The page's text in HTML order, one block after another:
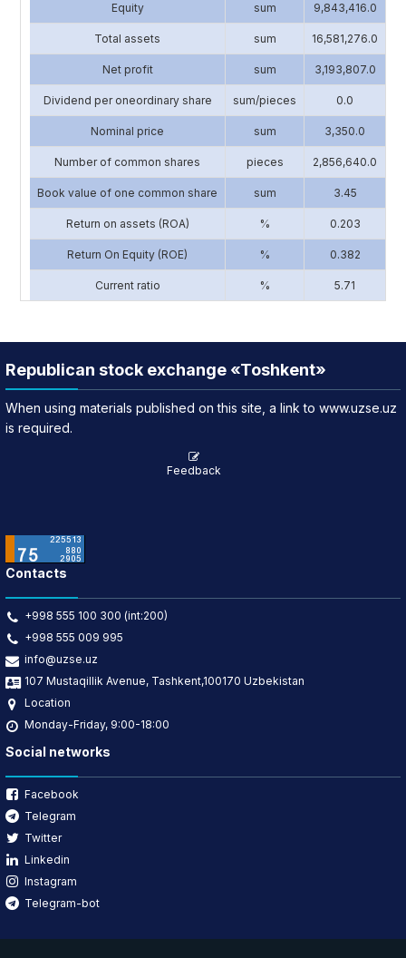
Equity sum 9,843,416.0
Total assets sum 16,581,276.0
Net profit sum 3,193,807.0
Dividend per oneordinary share sum/pieces 0.0
Nominal price sum 3,350.0
Number of common shares pieces 2,856,640.0
Book value of one common share sum 3.45
Return on assets (ROA) % 0.203
Return On Equity (ROE) % 0.382
Current ratio % 5.71
Republican stock exchange «Toshkent»
When using materials published on this site, a link to www.uzse.uz
is required.
Feedback
Contacts
+998 555 100 300 (int:200)
+998 555 009 995
info@uzse.uz
107 Mustaqillik Avenue, Tashkent,100170 Uzbekistan
Location
Monday-Friday, 9:00-18:00
Social networks
Facebook
Telegram
Twitter
Linkedin
Instagram
Telegram-bot